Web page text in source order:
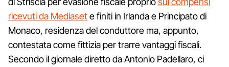
ricevuti da Mediasete finiti in Irlanda e Principato di
Monaco, residenza del conduttore ma, appunto,
contestata come fittizia per trarre vantaggi fiscali.
Secondo il giornale diretto da Antonio Padellaro, ci